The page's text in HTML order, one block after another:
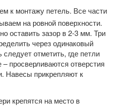
к монтажу петель. Все части
на ровной поверхности.
оставить зазор в 2-3 мм. Три
через одинаковый
следует отметить, где петли
– просверливаются отверстия
Навесы прикрепляют к
крепятся на место в